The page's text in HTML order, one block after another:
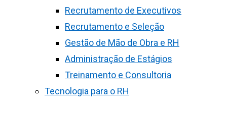
Recrutamento de Executivos
Recrutamento e Seleção
Gestão de Mão de Obra e RH
Administração de Estágios
Treinamento e Consultoria
Tecnologia para o RH